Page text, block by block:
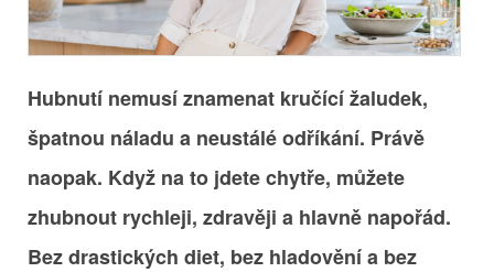
Hubnutí nemusí znamenat kručící žaludek,
špatnou náladu a neustálé odříkání. Právě
naopak. Když na to jdete chytře, můžete
zhubnout rychleji, zdravěji a hlavně napořád.
Bez drastických diet, bez hladovění a bez